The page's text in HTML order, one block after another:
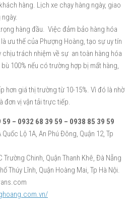
hàng. Lịch xe chạy hàng ngày, giao
hàng đầu. Việc đảm bảo hàng hóa
ưu thế của Phượng Hoàng, tạo sự uy tín
chịu trách nhiệm về sự an toàn hàng hóa
100% nếu có trường hợp bị mất hàng,
hơn giá thị trường từ 10-15%. Vì đó là nhờ
đơn vị vận tải trực tiếp.
– 0932 68 39 59 – 0938 85 39 59
Lộ 1A, An Phú Đông, Quận 12, Tp
Chinh, Quận Thanh Khê, Đà Nẵng
Thúy Lĩnh, Quận Hoàng Mai, Tp Hà Nội.